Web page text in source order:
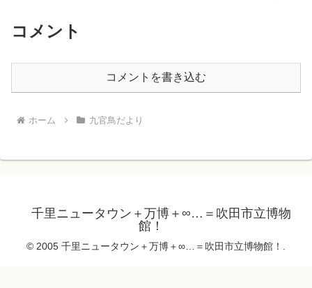
コメント
コメントを書き込む
ホーム 九官鳥だより
千里ニュータウン＋万博＋∞…＝吹田市立博物
館！
© 2005 千里ニュータウン＋万博＋∞…＝吹田市立博物館！.